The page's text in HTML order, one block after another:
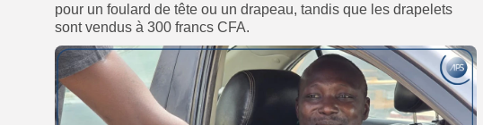
pour un foulard de tête ou un drapeau, tandis que les drapelets
sont vendus à 300 francs CFA.